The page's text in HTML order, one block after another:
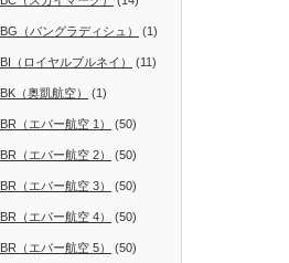
BG（バングラディシュ） (1)
BI（ロイヤルブルネイ） (11)
BK（奥凱航空） (1)
BR（エバー航空 1） (50)
BR（エバー航空 2） (50)
BR（エバー航空 3） (50)
BR（エバー航空 4） (50)
BR（エバー航空 5） (50)